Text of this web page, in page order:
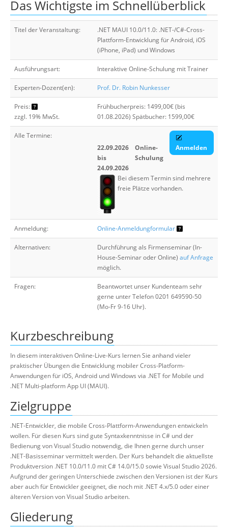
Das Wichtigste im Schnellüberblick
Titel der Veranstaltung:
.NET MAUI 10.0/11.0: .NET-/C#-Cross-
Plattform-Entwicklung für Android, iOS
(iPhone, iPad) und Windows
Ausführungsart: Interaktive Online-Schulung mit Trainer
Experten-Dozent(en): Prof. Dr. Robin Nunkesser
Preis:
zzgl. 19% MwSt.
Frühbucherpreis: 1499,00€ (bis
01.08.2026) Spätbucher: 1599,00€
Alle Termine:
22.09.2026
bis
24.09.2026
Online-
Schulung
Anmelden
Bei diesem Termin sind mehrere
freie Plätze vorhanden.
Anmeldung: Online-Anmeldungformular
Alternativen:
Durchführung als Firmenseminar (In-
House-Seminar oder Online) auf Anfrage
möglich.
Fragen:
Beantwortet unser Kundenteam sehr
gerne unter Telefon 0201 649590-50
(Mo-Fr 9-16 Uhr).
Kurzbeschreibung
In diesem interaktiven Online-Live-Kurs lernen Sie anhand vieler
praktischer Übungen die Entwicklung mobiler Cross-Platform-
Anwendungen für iOS, Android und Windows via .NET for Mobile und
.NET Multi-platform App UI (MAUI).
Zielgruppe
.NET-Entwickler, die mobile Cross-Plattform-Anwendungen entwickeln
wollen. Für diesen Kurs sind gute Syntaxkenntnisse in C# und der
Bedienung von Visual Studio notwendig, die Ihnen gerne durch unser
.NET-Basisseminar vermittelt werden. Der Kurs behandelt die aktuellste
Produktversion .NET 10.0/11.0 mit C# 14.0/15.0 sowie Visual Studio 2026.
Aufgrund der geringen Unterschiede zwischen den Versionen ist der Kurs
aber auch für Entwickler geeignet, die noch mit .NET 4.x/5.0 oder einer
älteren Version von Visual Studio arbeiten.
Gliederung